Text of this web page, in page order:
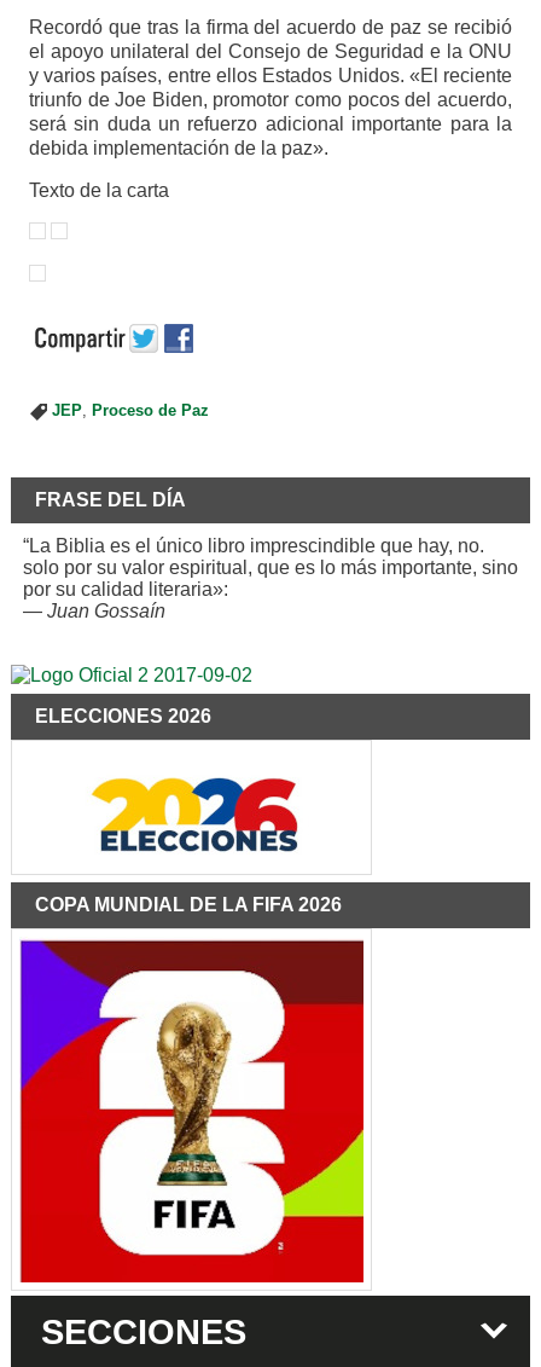
Recordó que tras la firma del acuerdo de paz se recibió
el apoyo unilateral del Consejo de Seguridad e la ONU
y varios países, entre ellos Estados Unidos. «El reciente
triunfo de Joe Biden, promotor como pocos del acuerdo,
será sin duda un refuerzo adicional importante para la
debida implementación de la paz».
Texto de la carta
JEP, Proceso de Paz
FRASE DEL DÍA
“La Biblia es el único libro imprescindible que hay, no.
solo por su valor espiritual, que es lo más importante, sino
por su calidad literaria»:
— Juan Gossaín
ELECCIONES 2026
COPA MUNDIAL DE LA FIFA 2026
SECCIONES